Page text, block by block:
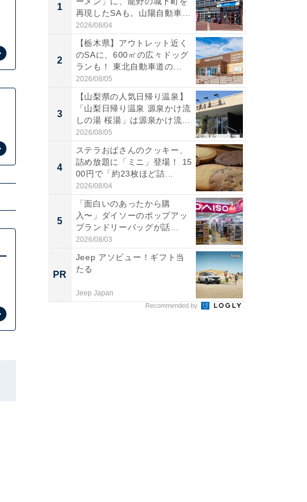
1
再現したSAも。山陽自動車
道...
2026/08/04
2
【栃木県】アウトレット近く
のSAに、600㎡の広々ドッグ
ランも！ 東北自動車道の...
2026/08/05
3
【山梨県の人気日帰り温泉】
「山梨日帰り温泉 源泉かけ流
しの湯 桜湯」は源泉かけ流...
2026/08/05
4
ステラおばさんのクッキー、
詰め放題に「ミニ」登場！ 15
00円で「約23枚ほど詰...
2026/08/04
5
「面白いのあったから購
入〜」ダイソーのポップアッ
プランドリーバッグが話
題。“さま...
2026/08/03
PR
Jeep アソビュー！ギフト当
たる
Jeep Japan
Recommended by